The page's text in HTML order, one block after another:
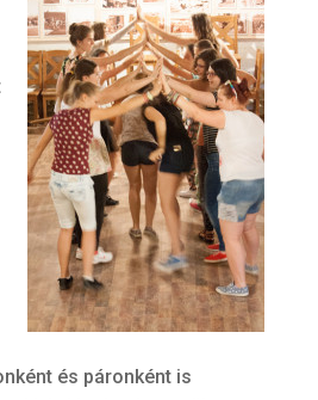
és páronként is